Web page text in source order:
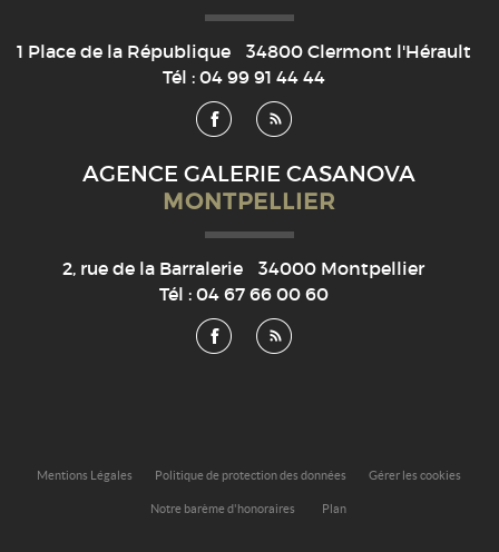
1 Place de la République 34800 Clermont l'Hérault
Tél : 04 99 91 44 44
AGENCE GALERIE CASANOVA
MONTPELLIER
2, rue de la Barralerie 34000 Montpellier
Tél : 04 67 66 00 60
Mentions Légales Politique de protection des données Gérer les cookies
Notre barème d'honoraires Plan